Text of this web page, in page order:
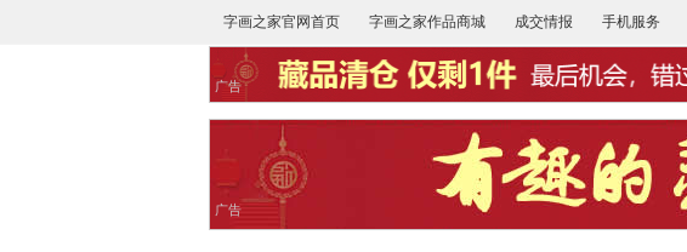
字画之家官网首页 字画之家作品商城 成交情报 手机服务
广告
广告